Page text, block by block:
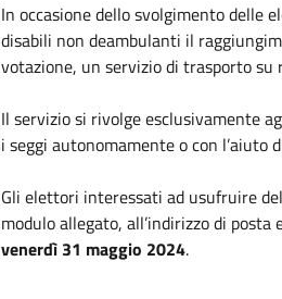
In occasione dello svolgimento delle
disabili non deambulanti il
votazione, un servizio di trasporto su
Il servizio si rivolge esclusivamente
i seggi autonomamente o con l’aiuto
Gli elettori interessati ad usufruire
modulo allegato, all’indirizzo di posta
venerdì 31 maggio 2024.